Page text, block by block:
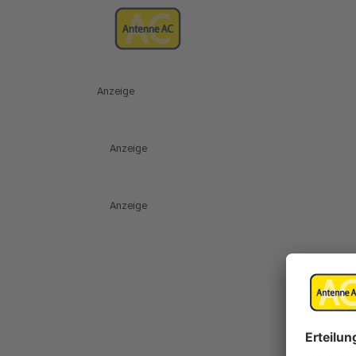
Anzeige
Anzeige
Anzeige